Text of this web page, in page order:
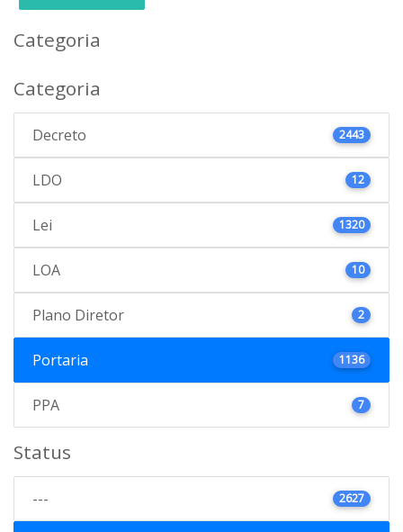
Categoria
Categoria
Decreto 2443
LDO 12
Lei 1320
LOA 10
Plano Diretor 2
Portaria 1136
PPA 7
Status
--- 2627